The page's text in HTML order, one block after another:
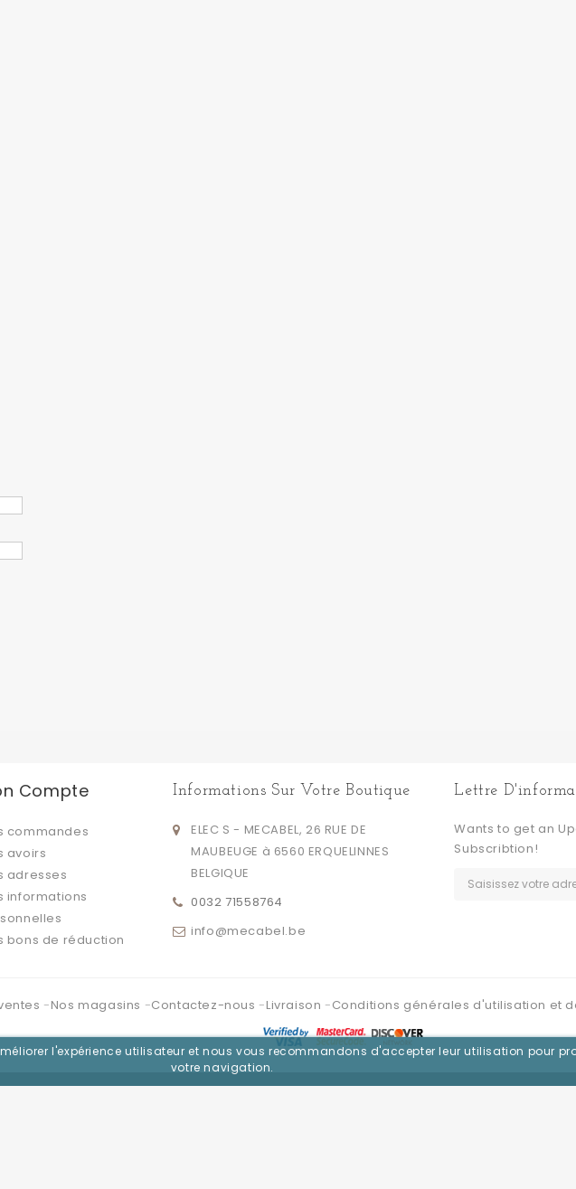
l'expérience utilisateur et nous vous recommandons d'accepter leur utilisation pour
votre navigation.
Compte
commandes
avoirs
adresses
informations
bons de réduction
Informations Sur Votre Boutique
ELEC S - MECABEL, 26 RUE DE
MAUBEUGE à 6560 ERQUELINNES
BELGIQUE
0032 71558764
info@mecabel.be
Lettre
Wants to get an
Subscribtion!
Nos magasins Contactez-nous Livraison Conditions générales d'utilisation et